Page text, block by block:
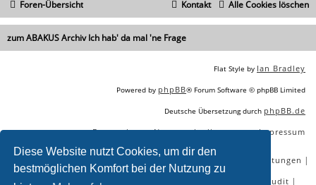
Diese Website nutzt Cookies, um dir den
bestmöglichen Komfort bei der Nutzung zu
Foren-Übersicht Alle Cookies löschen
Kontakt
zum ABAKUS Archiv Ich hab' da mal 'ne Frage
Flat Style by Ian Bradley
Powered by phpBB® Forum Software © phpBB Limited
Deutsche Übersetzung durch phpBB.de
Datenschutz|Nutzungsbedingungen|Impressum
SEO Online Tools SEO Dienstleistungen |
SEO Workshops | SEO Beratung SEO Audit |